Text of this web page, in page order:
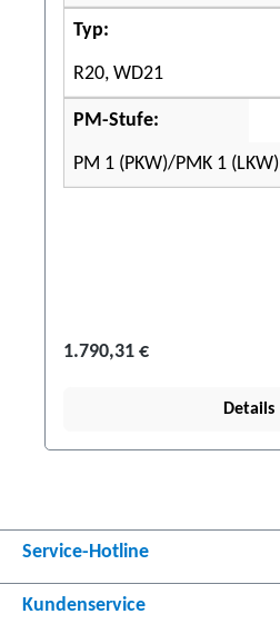
Typ:
R20, WD21
PM-Stufe:
PM 1 (PKW)/PMK 1 (LKW)
1.790,31 €
Details
Service-Hotline
Kundenservice